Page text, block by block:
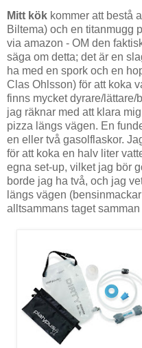
Mitt kök kommer att bestå
Biltema) och en titanmugg
via amazon - OM den
säga om detta; det är en
ha med en spork och en
Clas Ohlsson) för att koka
finns mycket dyrare/lättare/
jag räknar med att klara
pizza längs vägen. En
en eller två gasolflaskor.
för att koka en halv liter
egna set-up, vilket jag bör
borde jag ha två, och jag
längs vägen
alltsammans taget samman